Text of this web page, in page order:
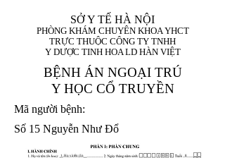
SỞ Y TẾ HÀ NỘI
PHÒNG KHÁM CHUYÊN KHOA YHCT
TRỰC THUỘC CÔNG TY TNHH
Y DƯỢC TINH HOA LD HÀN VIỆT
BỆNH ÁN NGOẠI TRÚ
Y HỌC CỔ TRUYỀN
Mã người bệnh:
Số 15 Nguyễn Như Đổ
1. Họ và tên (In
1 9 9 5
8